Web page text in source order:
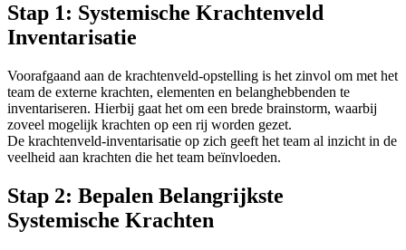
Stap 1: Systemische Krachtenveld
Inventarisatie
Voorafgaand aan de krachtenveld-opstelling is het zinvol om met het
team de externe krachten, elementen en belanghebbenden te
inventariseren. Hierbij gaat het om een brede brainstorm, waarbij
zoveel mogelijk krachten op een rij worden gezet.
De krachtenveld-inventarisatie op zich geeft het team al inzicht in de
veelheid aan krachten die het team beïnvloeden.
Stap 2: Bepalen Belangrijkste
Systemische Krachten